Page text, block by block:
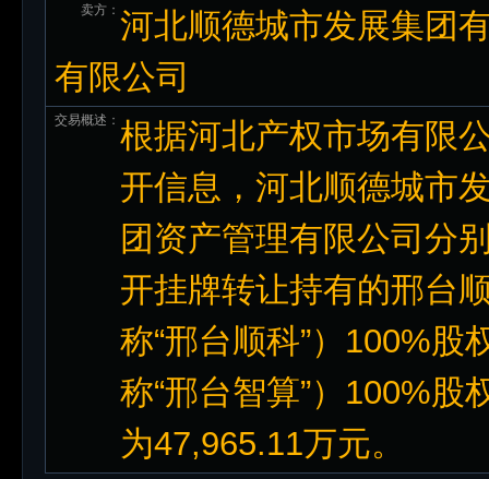
卖方： 河北顺德城市发展集团
有限公司
交易概述： 根据河北产权市场有限
开信息，河北顺德城市
团资产管理有限公司分
开挂牌转让持有的邢台
称“邢台顺科”）100%
称“邢台智算”）100%
为47,965.11万元。